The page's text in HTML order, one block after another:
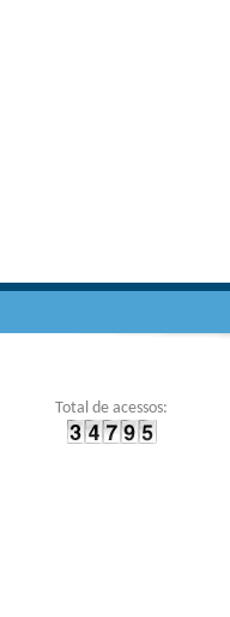
Total de acessos: